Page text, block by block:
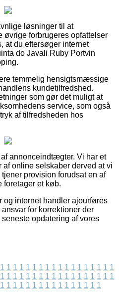
løsninger til at
øvrige forbrugeres opfattelser
at du eftersøger internet
do Javali Ruby Portvin
temmelig hensigtsmæssige
kundetilfredshed.
som gør det muligt at
service, som også
af tilfredsheden hos
annonceindtægter. Vi har et
online selskaber derved at vi
provision forudsat en af
foretager et køb.
og internet handler ajourføres
for korrektioner der
opdatering af vores
1 1 1 1 1 1 1 1 1 1 1 1 1 1 1 1 1 1
1 1 1 1 1 1 1 1 1 1 1 1 1 1 1 1 1 1
1 1 1 1 1 1 1 1 1 1 1 1 1 1 1 1